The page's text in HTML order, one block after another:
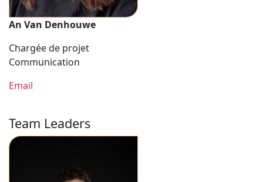
An Van Denhouwe
Chargée de projet
Communication
Email
Team Leaders